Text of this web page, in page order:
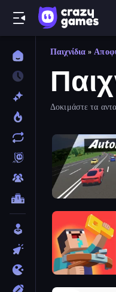
Παιχνίδια »
Δοκιμάστε τα
Auto Drive:
Noob: Zombie